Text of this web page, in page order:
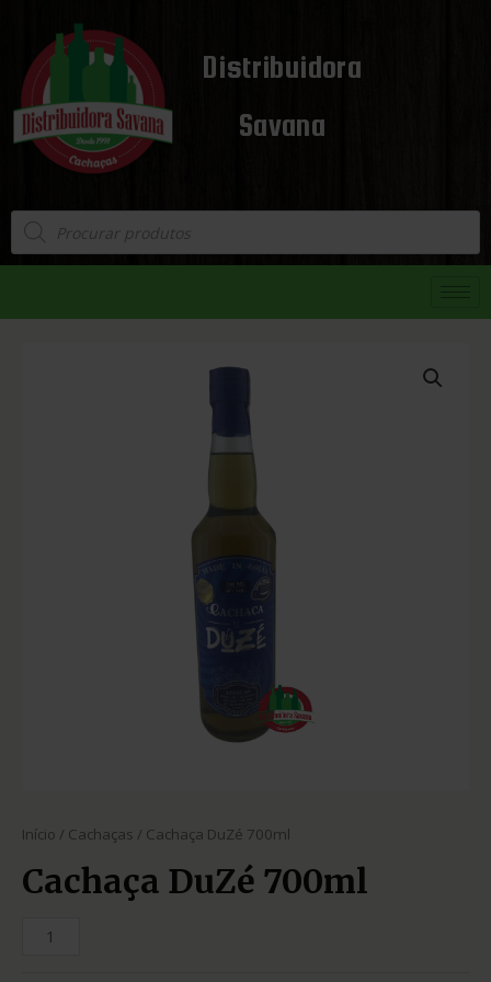
Distribuidora
Savana
Início / Cachaças / Cachaça DuZé 700ml
Cachaça DuZé 700ml